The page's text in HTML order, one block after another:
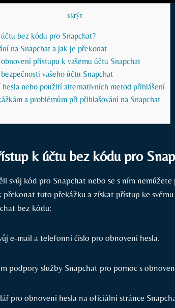
skrýt]
bez kódu pro Snapchat?
na Snapchat a jak je překonat
přístupu k vašemu účtu Snapchat
vašeho účtu Snapchat
hesla nebo použití alternativních metod přihlášení
a problémům při přihlašování na Snapchat
k účtu bez kódu pro
svůj kód pro Snapchat nebo se s ním
překonat tuto překážku a získat přístup ke
bez kódu:
e-mail a telefonní číslo pro obnovení hesla.
podpory služby Snapchat pro pomoc s
pro obnovení hesla na oficiální stránce